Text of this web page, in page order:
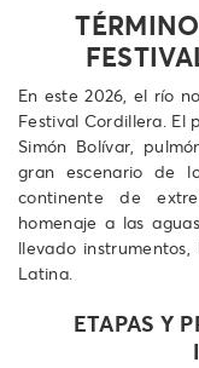
En este 2026, el río
Festival Cordillera. El
Simón Bolívar,
gran escenario de
continente de
homenaje a las
llevado
Latina.
ETAPAS Y